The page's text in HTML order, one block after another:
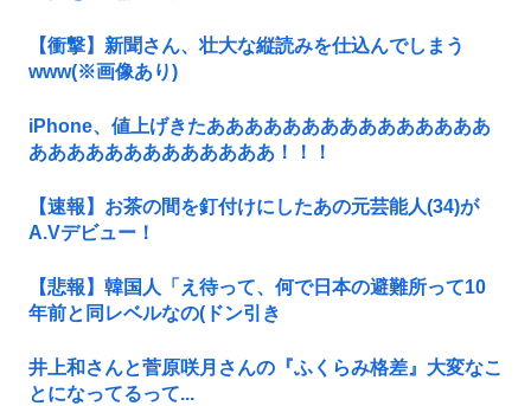
【衝撃】新聞さん、壮大な縦読みを仕込んでしまう
www(※画像あり)
iPhone、値上げきたあああああああああああああああ
あああああああああああああ！！！
【速報】お茶の間を釘付けにしたあの元芸能人(34)が
A.Vデビュー！
【悲報】韓国人「え待って、何で日本の避難所って10
年前と同レベルなの(ドン引き
井上和さんと菅原咲月さんの『ふくらみ格差』大変なこ
とになってるって...